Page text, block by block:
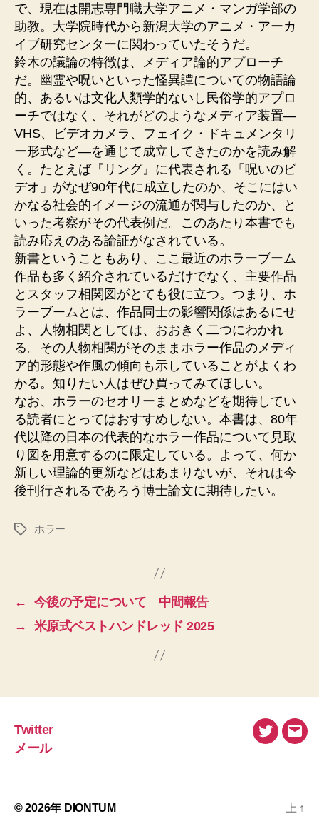
で、現在は開志専門職大学アニメ・マンガ学部の
助教。大学院時代から新潟大学のアニメ・アーカ
イブ研究センターに関わっていたそうだ。
鈴木の議論の特徴は、メディア論的アプローチ
だ。幽霊や呪いといった怪異譚についての物語論
的、あるいは文化人類学的ないし民俗学的アプロ
ーチではなく、それがどのようなメディア装置—
VHS、ビデオカメラ、フェイク・ドキュメンタリ
ー形式など—を通じて成立してきたのかを読み解
く。たとえば『リング』に代表される「呪いのビ
デオ」がなぜ90年代に成立したのか、そこにはい
かなる社会的イメージの流通が関与したのか、と
いった考察がその代表例だ。このあたり本書でも
読み応えのある論証がなされている。
新書ということもあり、ここ最近のホラーブーム
作品も多く紹介されているだけでなく、主要作品
とスタッフ相関図がとても役に立つ。つまり、ホ
ラーブームとは、作品同士の影響関係はあるにせ
よ、人物相関としては、おおきく二つにわかれ
る。その人物相関がそのままホラー作品のメディ
ア的形態や作風の傾向も示していることがよくわ
かる。知りたい人はぜひ買ってみてほしい。
なお、ホラーのセオリーまとめなどを期待してい
る読者にとってはおすすめしない。本書は、80年
代以降の日本の代表的なホラー作品について見取
り図を用意するのに限定している。よって、何か
新しい理論的更新などはあまりないが、それは今
後刊行されるであろう博士論文に期待したい。
タ
ホラー
←
今後の予定について 中間報告
→
米原式ベストハンドレッド 2025
Twitter
メール
Twitterメ
ル
© 2026年 DIONTUM 上 ↑